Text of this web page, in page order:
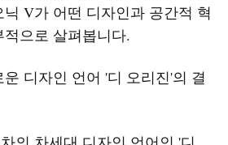
V가 어떤 디자인과 공간적 혁
으로 살펴봅니다.
디자인 언어 '디 오리진'의 결